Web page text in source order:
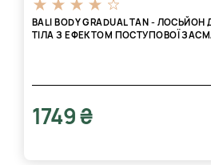
BALI BODY GRADUAL TAN - ЛОСЬЙОН
ТІЛА З ЕФЕКТОМ ПОСТУПОВОЇ
1749 ₴